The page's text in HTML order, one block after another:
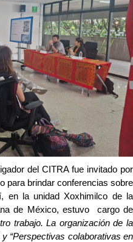
del CITRA fue invitado por
para brindar conferencias sobre
en la unidad Xoxhimilco de la
de México, estuvo  cargo de
trabajo. La organización de la
y “Perspectivas colaborativas en